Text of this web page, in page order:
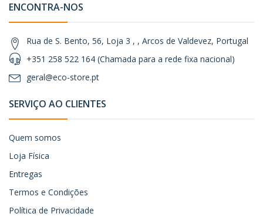
ENCONTRA-NOS
Rua de S. Bento, 56, Loja 3 , , Arcos de Valdevez, Portugal
+351 258 522 164 (Chamada para a rede fixa nacional)
geral@eco-store.pt
SERVIÇO AO CLIENTES
Quem somos
Loja Física
Entregas
Termos e Condições
Política de Privacidade